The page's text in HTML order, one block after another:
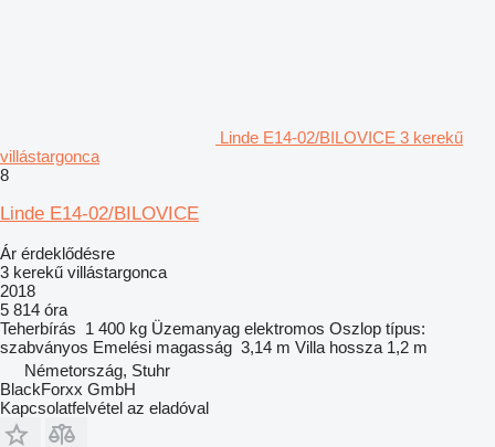
Linde E14-02/BILOVICE 3 kerekű
villástargonca
8
Linde E14-02/BILOVICE
Ár érdeklődésre
3 kerekű villástargonca
2018
5 814 óra
Teherbírás 1 400 kg Üzemanyag elektromos Oszlop típus:
szabványos Emelési magasság 3,14 m Villa hossza 1,2 m
Németország, Stuhr
BlackForxx GmbH
Kapcsolatfelvétel az eladóval